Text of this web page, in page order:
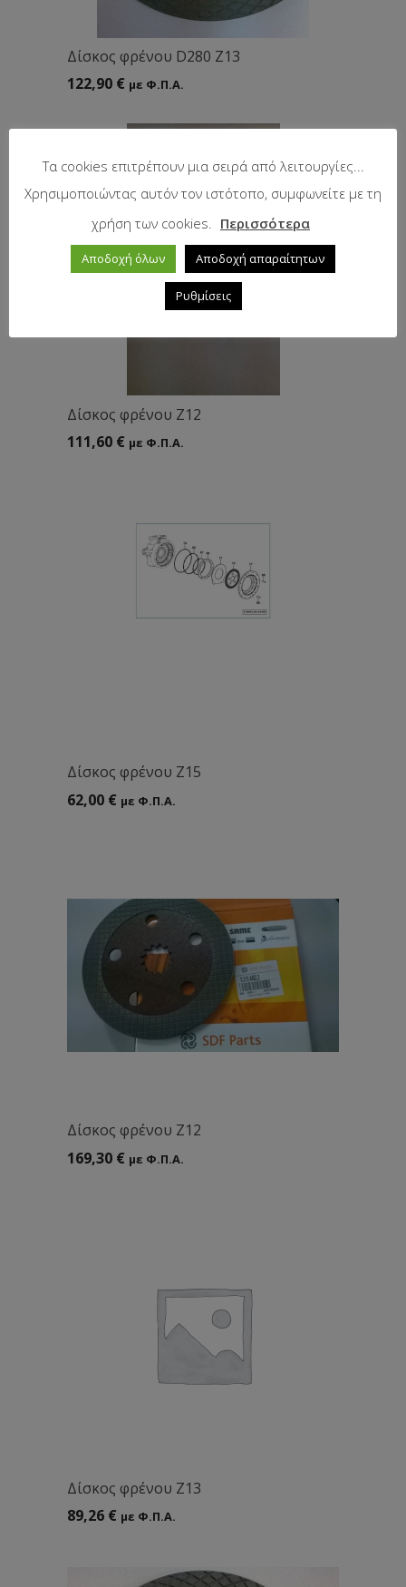
Δίσκος φρένου D280 Ζ13
122,90 € με Φ.Π.Α.
Δίσκος φρένου Z12
111,60 € με Φ.Π.Α.
Δίσκος φρένου Z15
62,00 € με Φ.Π.Α.
Δίσκος φρένου Ζ12
169,30 € με Φ.Π.Α.
Δίσκος φρένου Ζ13
89,26 € με Φ.Π.Α.
Τα cookies επιτρέπουν μια σειρά από λειτουργίες...
Χρησιμοποιώντας αυτόν τον ιστότοπο, συμφωνείτε με τη
χρήση των cookies.
Περισσότερα
Αποδοχή όλων Αποδοχή απαραίτητων
Ρυθμίσεις